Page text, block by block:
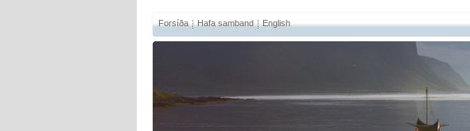
Forsíða Hafa samband English